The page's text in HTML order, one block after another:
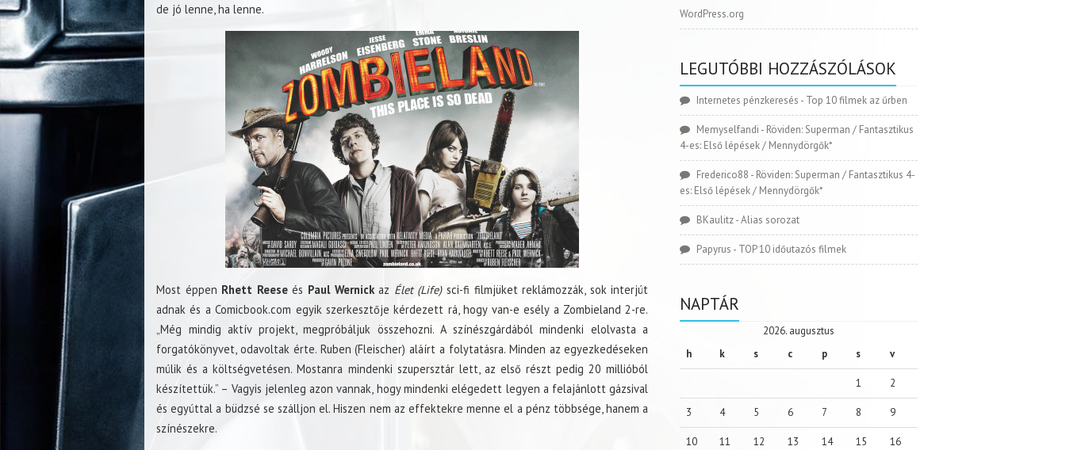
de jó lenne, ha lenne.
Most éppen Rhett Reeseés Paul Wernickaz Élet (Life)sci-fi filmjüket reklámozzák, sok interjút
adnak és a Comicbook.com egyik szerkesztője kérdezett rá, hogy van-e esély a Zombieland 2-re.
„Még mindig aktív projekt, megpróbáljuk összehozni. A színészgárdából mindenki elolvasta a
forgatókönyvet, odavoltak érte. Ruben (Fleischer) aláírt a folytatásra. Minden az egyezkedéseken
múlik és a költségvetésen. Mostanra mindenki szupersztár lett, az első részt pedig 20 millióból
készítettük.” – Vagyis jelenleg azon vannak, hogy mindenki elégedett legyen a felajánlott gázsival
és egyúttal a büdzsé se szálljon el. Hiszen nem az effektekre menne el a pénz többsége, hanem a
színészekre.
WordPress.org
LEGUTÓBBI HOZZÁSZÓLÁSOK
Internetes pénzkeresés - Top 10 filmek az űrben
Memyselfandi - Röviden: Superman / Fantasztikus
4-es: Első lépések / Mennydörgők*
Frederico88 - Röviden: Superman / Fantasztikus 4-
es: Első lépések / Mennydörgők*
BKaulitz-Alias sorozat
Papyrus - TOP 10 időutazós filmek
NAPTÁR
2026. augusztus
h
k s c p s v
1 2
3 4 5 6 7 8 9
10 11 12 13 14 15 16